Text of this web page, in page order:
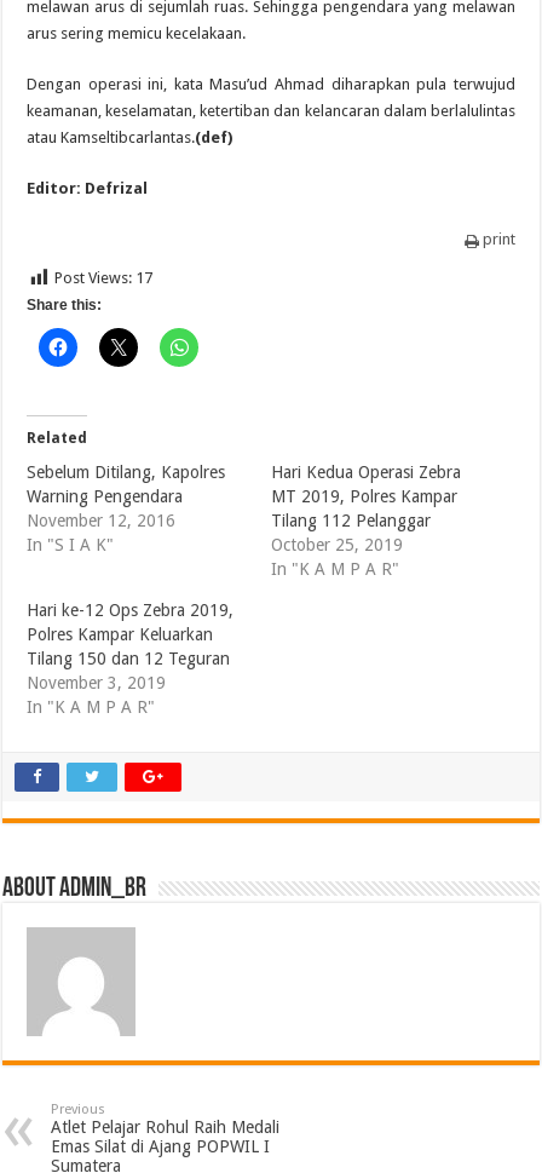
melawan arus di sejumlah ruas. Sehingga pengendara yang melawan
arus sering memicu kecelakaan.
Dengan operasi ini, kata Masu’ud Ahmad diharapkan pula terwujud
keamanan, keselamatan, ketertiban dan kelancaran dalam berlalulintas
atau Kamseltibcarlantas.(def)
Editor: Defrizal
print
Post Views: 17
Share this:
Related
Sebelum Ditilang, Kapolres
Warning Pengendara
November 12, 2016
In "S I A K"
Hari Kedua Operasi Zebra
MT 2019, Polres Kampar
Tilang 112 Pelanggar
October 25, 2019
In "K A M P A R"
Hari ke-12 Ops Zebra 2019,
Polres Kampar Keluarkan
Tilang 150 dan 12 Teguran
November 3, 2019
In "K A M P A R"
About admin_br
Previous
Atlet Pelajar Rohul Raih Medali
Emas Silat di Ajang POPWIL I
Sumatera